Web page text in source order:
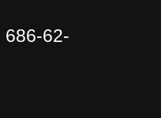
686-62-